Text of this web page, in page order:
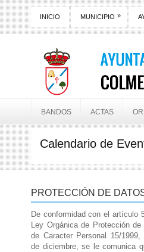
INICIO MUNICIPIO »
BANDOS ACTAS
Calendario de
PROTECCIÓN DE
De conformidad con el artículo
Ley Orgánica de Protección de
de Caracter Personal 15/1999,
de diciembre, se le comunica